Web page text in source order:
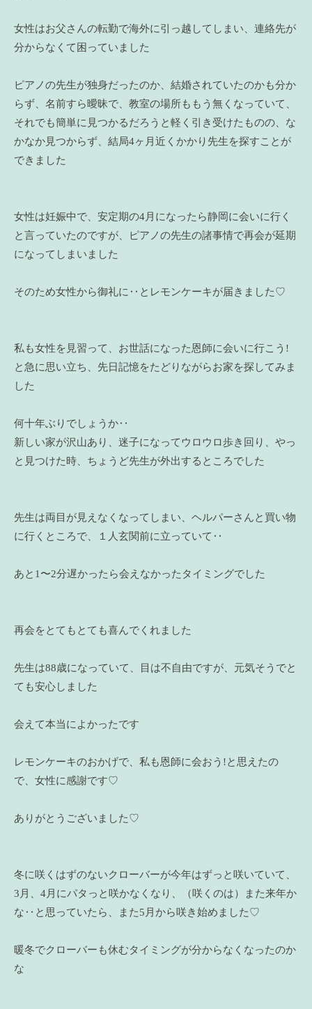
女性はお父さんの転勤で海外に引っ越してしまい、連絡先が
分からなくて困っていました
ピアノの先生が独身だったのか、結婚されていたのかも分か
らず、名前すら曖昧で、教室の場所ももう無くなっていて、
それでも簡単に見つかるだろうと軽く引き受けたものの、な
かなか見つからず、結局4ヶ月近くかかり先生を探すことが
できました
女性は妊娠中で、安定期の4月になったら静岡に会いに行く
と言っていたのですが、ピアノの先生の諸事情で再会が延期
になってしまいました
そのため女性から御礼に‥とレモンケーキが届きました♡
私も女性を見習って、お世話になった恩師に会いに行こう!
と急に思い立ち、先日記憶をたどりながらお家を探してみま
した
何十年ぶりでしょうか‥
新しい家が沢山あり、迷子になってウロウロ歩き回り、やっ
と見つけた時、ちょうど先生が外出するところでした
先生は両目が見えなくなってしまい、ヘルパーさんと買い物
に行くところで、１人玄関前に立っていて‥
あと1〜2分遅かったら会えなかったタイミングでした
再会をとてもとても喜んでくれました
先生は88歳になっていて、目は不自由ですが、元気そうでと
ても安心しました
会えて本当によかったです
レモンケーキのおかげで、私も恩師に会おう!と思えたの
で、女性に感謝です♡
ありがとうございました♡
冬に咲くはずのないクローバーが今年はずっと咲いていて、
3月、4月にパタっと咲かなくなり、（咲くのは）また来年か
な‥と思っていたら、また5月から咲き始めました♡
暖冬でクローバーも休むタイミングが分からなくなったのか
な